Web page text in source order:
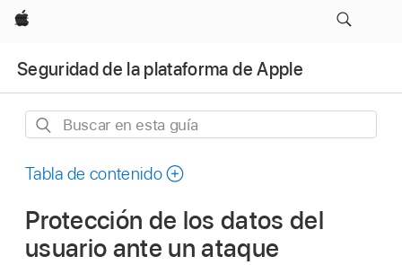
Apple
Seguridad de la plataforma de Apple
Buscar
esta
Tabla de contenido
Protección de los datos del
usuario ante un ataque